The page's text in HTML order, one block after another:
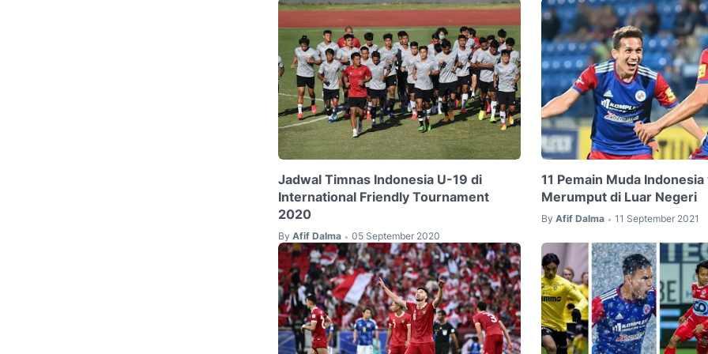
Jadwal Timnas Indonesia U-19 di
International Friendly Tournament
2020
By Afif Dalma • 05 September 2020
11 Pemain Muda Indonesia
Merumput di Luar Negeri
By Afif Dalma • 11 September 2021